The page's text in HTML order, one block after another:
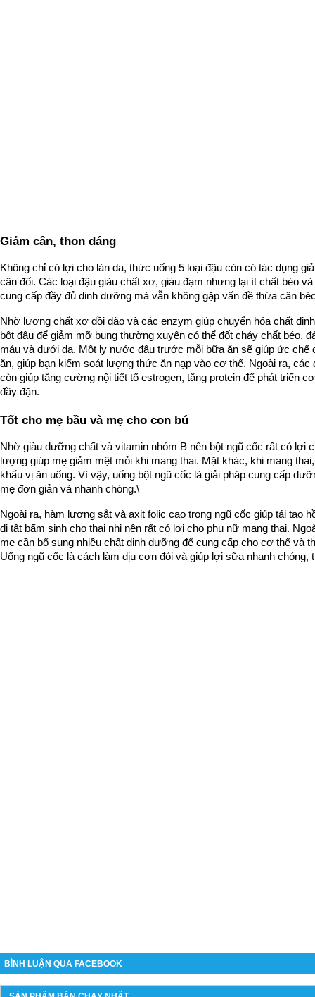
Giảm cân, thon dáng
Không chỉ có lợi cho làn da, thức uống 5 loại đậu còn có tác dụng
cân đối. Các loại đậu giàu chất xơ, giàu đạm nhưng lại ít chất béo
cung cấp đầy đủ dinh dưỡng mà vẫn không gặp vấn đề thừa cân
Nhờ lượng chất xơ dồi dào và các enzym giúp chuyển hóa chất
bột đậu để giảm mỡ bụng thường xuyên có thể đốt cháy chất béo,
máu và dưới da. Một ly nước đậu trước mỗi bữa ăn sẽ giúp ức chế
ăn, giúp bạn kiểm soát lượng thức ăn nạp vào cơ thể. Ngoài ra, các
còn giúp tăng cường nội tiết tố estrogen, tăng protein để phát triển
đầy đặn.
Tốt cho mẹ bầu và mẹ cho con bú
Nhờ giàu dưỡng chất và vitamin nhóm B nên bột ngũ cốc rất có lợi
lượng giúp mẹ giảm mệt mỏi khi mang thai. Mặt khác, khi mang
khẩu vị ăn uống. Vì vậy, uống bột ngũ cốc là giải pháp cung cấp
mẹ đơn giản và nhanh chóng.\
Ngoài ra, hàm lượng sắt và axit folic cao trong ngũ cốc giúp tái tạo
dị tật bẩm sinh cho thai nhi nên rất có lợi cho phụ nữ mang thai.
mẹ cần bổ sung nhiều chất dinh dưỡng để cung cấp cho cơ thể và
Uống ngũ cốc là cách làm dịu cơn đói và giúp lợi sữa nhanh chóng,
BÌNH LUẬN QUA FACEBOOK